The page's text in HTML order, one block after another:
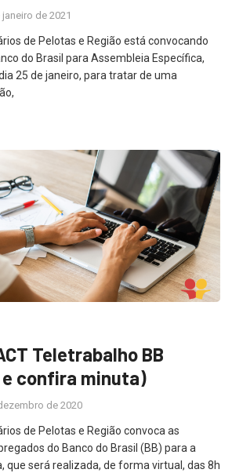
de 2021
de Pelotas e Região está convocando
do Brasil para Assembleia Específica,
25 de janeiro, para tratar de uma
Teletrabalho BB
confira minuta)
de 2020
de Pelotas e Região convoca as
do Banco do Brasil (BB) para a
que será realizada, de forma virtual, das 8h